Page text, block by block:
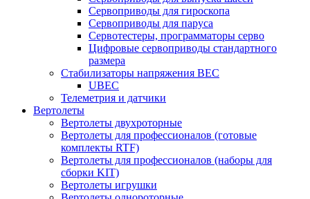
Сервоприводы для гироскопа
Сервоприводы для паруса
Сервотестеры, программаторы серво
Цифровые сервоприводы стандартного
размера
Стабилизаторы напряжения BEC
UBEC
Телеметрия и датчики
Вертолеты
Вертолеты двухроторные
Вертолеты для профессионалов (готовые
комплекты RTF)
Вертолеты для профессионалов (наборы для
сборки KIT)
Вертолеты игрушки